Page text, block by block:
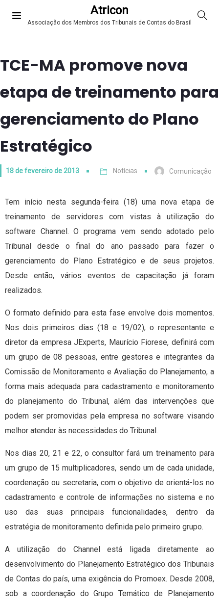
Atricon
Associação dos Membros dos Tribunais de Contas do Brasil
TCE-MA promove nova
etapa de treinamento para
gerenciamento do Plano
Estratégico
18 de fevereiro de 2013 Notícias Comunicação
Tem início nesta segunda-feira (18) uma nova etapa de
treinamento de servidores com vistas à utilização do
software Channel. O programa vem sendo adotado pelo
Tribunal desde o final do ano passado para fazer o
gerenciamento do Plano Estratégico e de seus projetos.
Desde então, vários eventos de capacitação já foram
realizados.
O formato definido para esta fase envolve dois momentos.
Nos dois primeiros dias (18 e 19/02), o representante e
diretor da empresa JExperts, Maurício Fiorese, definirá com
um grupo de 08 pessoas, entre gestores e integrantes da
Comissão de Monitoramento e Avaliação do Planejamento, a
forma mais adequada para cadastramento e monitoramento
do planejamento do Tribunal, além das intervenções que
podem ser promovidas pela empresa no software visando
melhor atender às necessidades do Tribunal.
Nos dias 20, 21 e 22, o consultor fará um treinamento para
um grupo de 15 multiplicadores, sendo um de cada unidade,
coordenação ou secretaria, com o objetivo de orientá-los no
cadastramento e controle de informações no sistema e no
uso das suas principais funcionalidades, dentro da
estratégia de monitoramento definida pelo primeiro grupo.
A utilização do Channel está ligada diretamente ao
desenvolvimento do Planejamento Estratégico dos Tribunais
de Contas do país, uma exigência do Promoex. Desde 2008,
sob a coordenação do Grupo Temático de Planejamento